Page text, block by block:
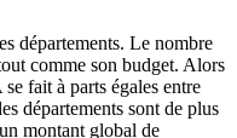
départements. Le nombre
comme son budget. Alors
fait à parts égales entre
départements sont de plus
montant global de